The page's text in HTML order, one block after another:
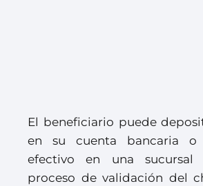
El beneficiario puede
en su cuenta bancaria o
efectivo en una sucursal
proceso de validación del